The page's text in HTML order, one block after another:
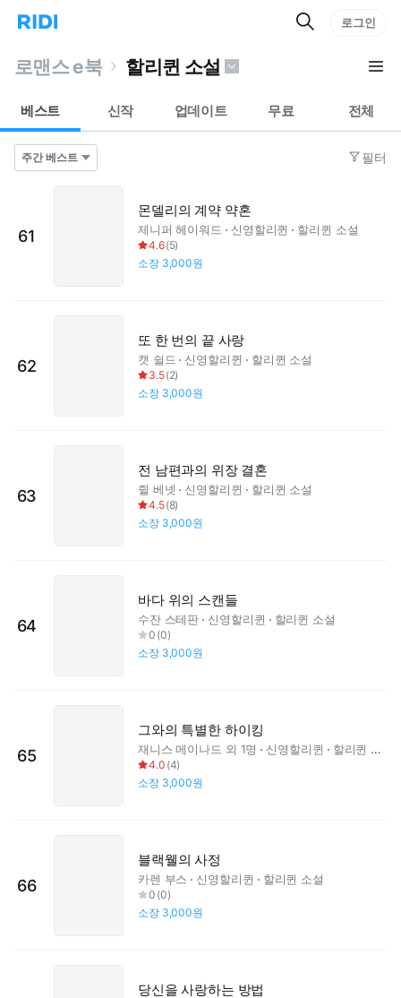
리
으
이
턴
트
검
로그인
로맨스 e북 할리퀸 소설
베스트 신작 업데이트 무료 전체
필터
61
몬델리의 계약 약혼
제니퍼 헤이워드 신영할리퀸 할리퀸 소설
4.6(5)
소장 3,000원
62
또 한 번의 끝 사랑
캣 쉴드 신영할리퀸 할리퀸 소설
3.5(2)
소장 3,000원
63
전 남편과의 위장 결혼
쥘 베넷 신영할리퀸 할리퀸 소설
4.5(8)
소장 3,000원
64
바다 위의 스캔들
수잔 스테판 신영할리퀸 할리퀸 소설
0 (0)
소장 3,000원
65
그와의 특별한 하이킹
재니스 메이나드 외 1명 신영할리퀸 할리퀸 소설
4.0 (4)
소장 3,000원
66
블랙웰의 사정
카렌 부스 신영할리퀸 할리퀸 소설
0 (0)
소장 3,000원
당신을 사랑하는 방법